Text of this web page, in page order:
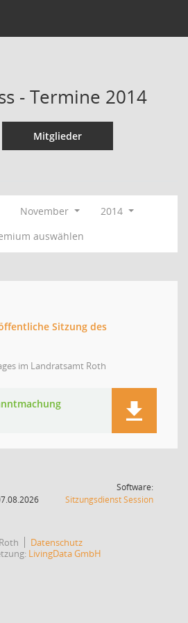
- Termine 2014
Mitglieder
November
2014
auswählen
Sitzung des
im Landratsamt Roth
Software:
SitzungsdienstSession(Wird in
Datenschutz
LivingData GmbH